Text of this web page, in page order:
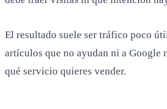
El resultado suele ser tráfico poco
artículos que no ayudan ni a Google
qué servicio quieres vender.